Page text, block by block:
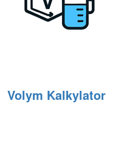
Volym Kalkylator